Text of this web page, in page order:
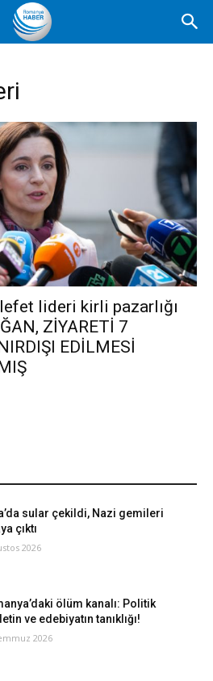
lideri kirli pazarlığı
ZİYARETİ 7
EDİLMESİ
sular çekildi, Nazi gemileri
çıktı
2026
ölüm kanalı: Politik
ve edebiyatın tanıklığı!
2026